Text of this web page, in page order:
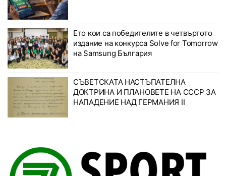
Ето кои са победителите в четвъртото
издание на конкурса Solve for Tomorrow
на Samsung България
СЪВЕТСКАТА НАСТЪПАТЕЛНА
ДОКТРИНА И ПЛАНОВЕТЕ НА СССР ЗА
НАПАДЕНИЕ НАД ГЕРМАНИЯ II